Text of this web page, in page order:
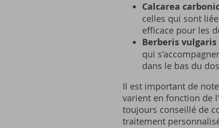
Calcarea
celles qui sont
efficace pour les
Berberis vulgaris
qui
dans le bas du
Il est important de
varient en fonction de
toujours conseillé de
traitement